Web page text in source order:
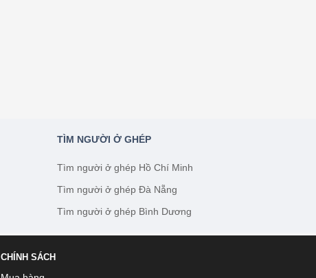
TÌM NGƯỜI Ở GHÉP
Tìm người ở ghép Hồ Chí Minh
Tìm người ở ghép Đà Nẵng
Tìm người ở ghép Bình Dương
CHÍNH SÁCH